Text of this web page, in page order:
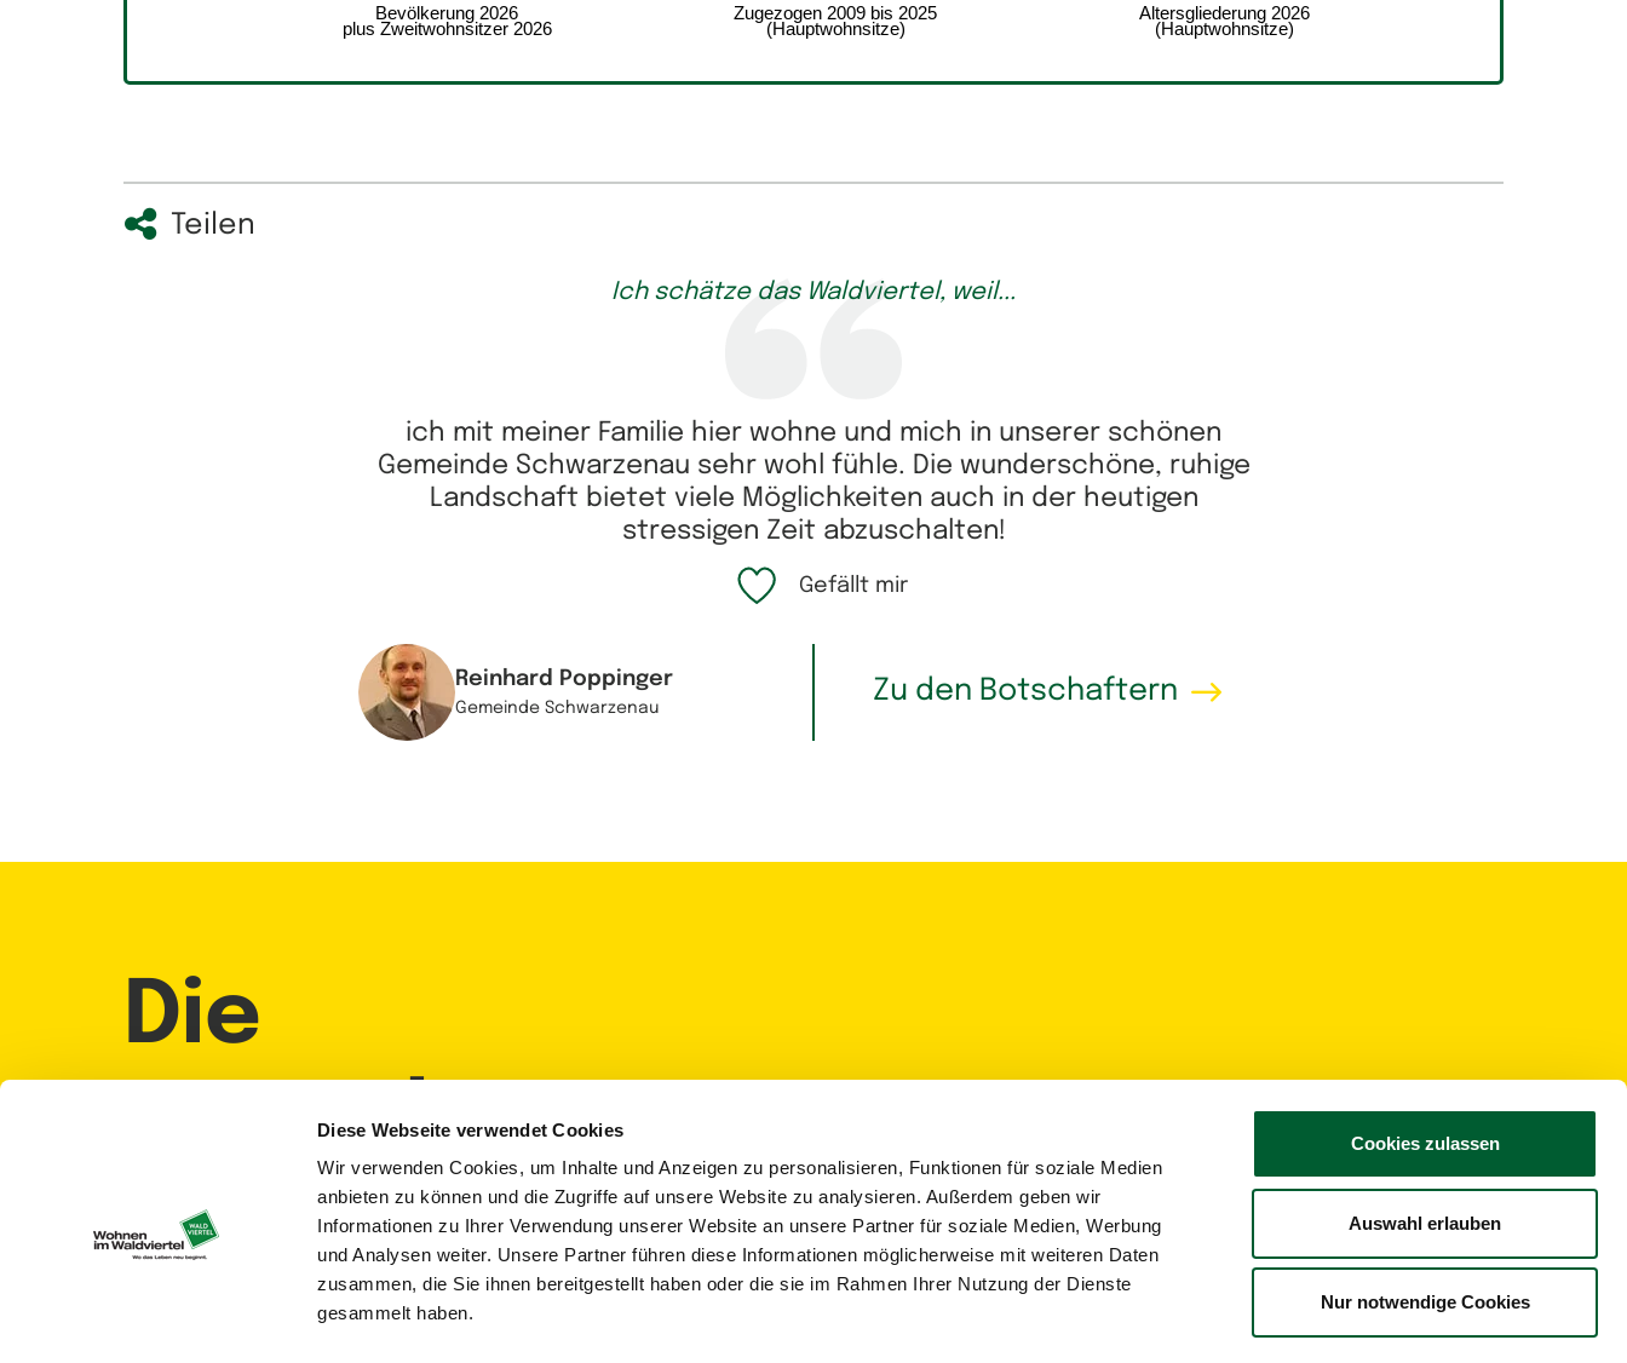
Diese Webseite verwendet Cookies
Wir verwenden Cookies, um Inhalte und Anzeigen zu personalisieren, Funktionen für soziale Medien
anbieten zu können und die Zugriffe auf unsere Website zu analysieren. Außerdem geben wir
Informationen zu Ihrer Verwendung unserer Website an unsere Partner für soziale Medien, Werbung
und Analysen weiter. Unsere Partner führen diese Informationen möglicherweise mit weiteren Daten
zusammen, die Sie ihnen bereitgestellt haben oder die sie im Rahmen Ihrer Nutzung der Dienste
gesammelt haben.
Cookies zulassen
Auswahl erlauben
Nur notwendige Cookies
Bevölkerung 2026
plus Zweitwohnsitzer 2026
Zugezogen 2009 bis 2025
(Hauptwohnsitze)
Altersgliederung 2026
(Hauptwohnsitze)
Teilen
Ich schätze das Waldviertel, weil...
ich mit meiner Familie hier wohne und mich in unserer schönen
Gemeinde Schwarzenau sehr wohl fühle. Die wunderschöne, ruhige
Landschaft bietet viele Möglichkeiten auch in der heutigen
stressigen Zeit abzuschalten!
Gefällt mir
Reinhard Poppinger
Gemeinde Schwarzenau
Zu den Botschaftern
Die
neuesten
Infos direkt
in Ihr
Newsletter und erhalten Sie alle Neuigkeiten 4
- 5x im Jahr direkt in Ihr digitales Postfach. So
sind Sie immer gut informiert.
Jetzt anmelden